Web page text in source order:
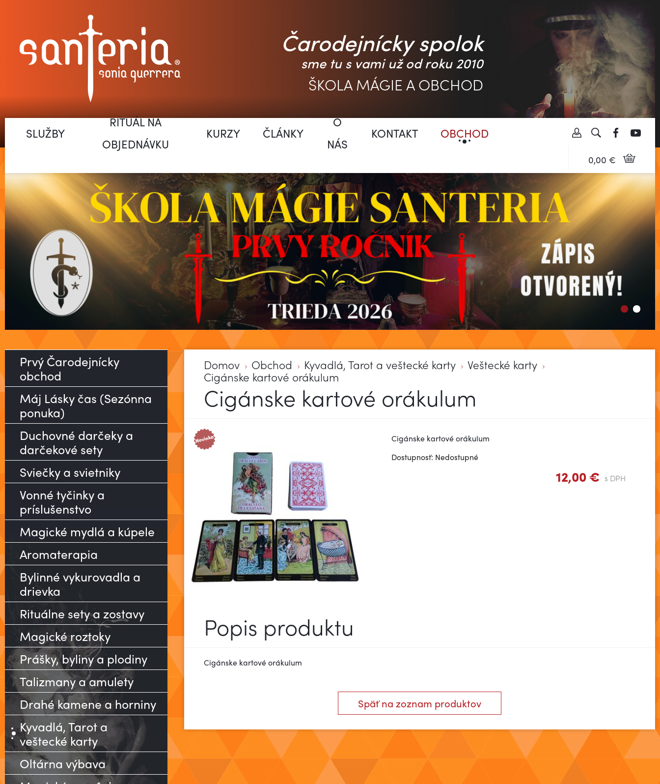
Čarodejnícky spolok
sme tu s vami už od roku 2010
ŠKOLA MÁGIE A OBCHOD
SLUŽBY
RITUÁL NA
OBJEDNÁVKU
KURZY OBCHOD
ČLÁNKY
O
NÁS
KONTAKT
0,00 €
Domov Obchod Kyvadlá, Tarot a veštecké karty Veštecké karty
Cigánske kartové orákulum
Cigánske kartové orákulum
Cigánske kartové orákulum
Dostupnosť: Nedostupné
12,00 € s DPH
Popis produktu
Cigánske kartové orákulum
Späť na zoznam produktov
Prvý Čarodejnícky
obchod
Máj Lásky čas (Sezónna
ponuka)
Duchovné darčeky a
darčekové sety
Sviečky a svietniky
Vonné tyčinky a
príslušenstvo
Magické mydlá a kúpele
Aromaterapia
Bylinné vykurovadla a
drievka
Rituálne sety a zostavy
Magické roztoky
Prášky, byliny a plodiny
Talizmany a amulety
Drahé kamene a horniny
Kyvadlá, Tarot a
veštecké karty
Oltárna výbava